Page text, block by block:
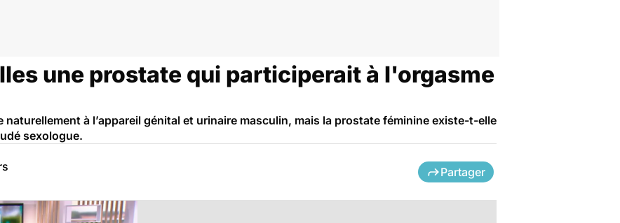
une prostate qui participerait à l'orgasme
à l’appareil génital et urinaire masculin, mais la prostate féminine existe-t-elle
sexologue.
Partager